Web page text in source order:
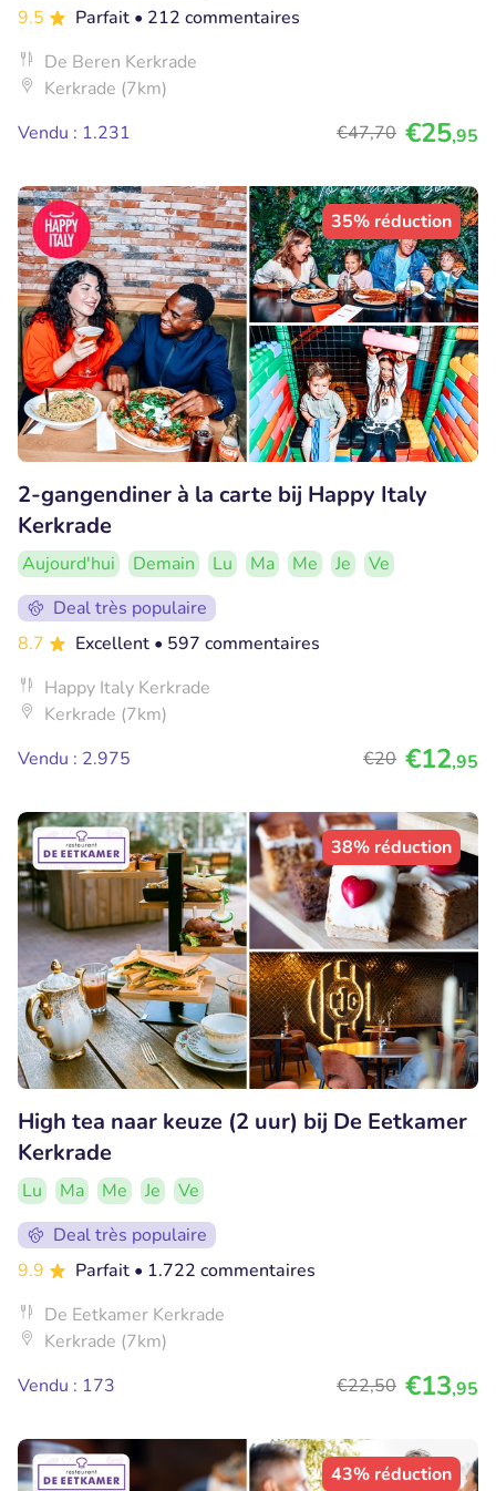
9.5
Parfait • 212 commentaires
De Beren Kerkrade
Kerkrade (7km)
Vendu : 1.231
€47,70 €25,95
35% réduction
2-gangendiner à la carte bij Happy Italy
Kerkrade
Aujourd'hui Demain Lu Ma Me Je
Ve
Deal très populaire
8.7
Excellent • 597 commentaires
Happy Italy Kerkrade
Kerkrade (7km)
Vendu : 2.975
€20 €12,95
38% réduction
High tea naar keuze (2 uur) bij De Eetkamer
Kerkrade
Lu Ma Me Je
Ve
Deal très populaire
9.9
Parfait • 1.722 commentaires
De Eetkamer Kerkrade
Kerkrade (7km)
Vendu : 173
€22,50 €13,95
43% réduction